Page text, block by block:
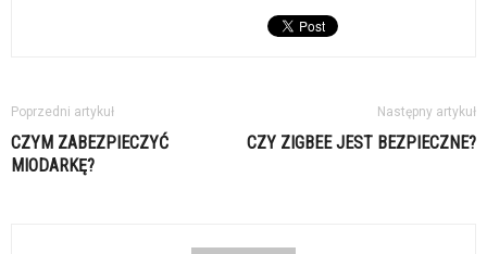
Poprzedni artykuł
CZYM ZABEZPIECZYĆ
MIODARKĘ?
Następny artykuł
CZY ZIGBEE JEST BEZPIECZNE?